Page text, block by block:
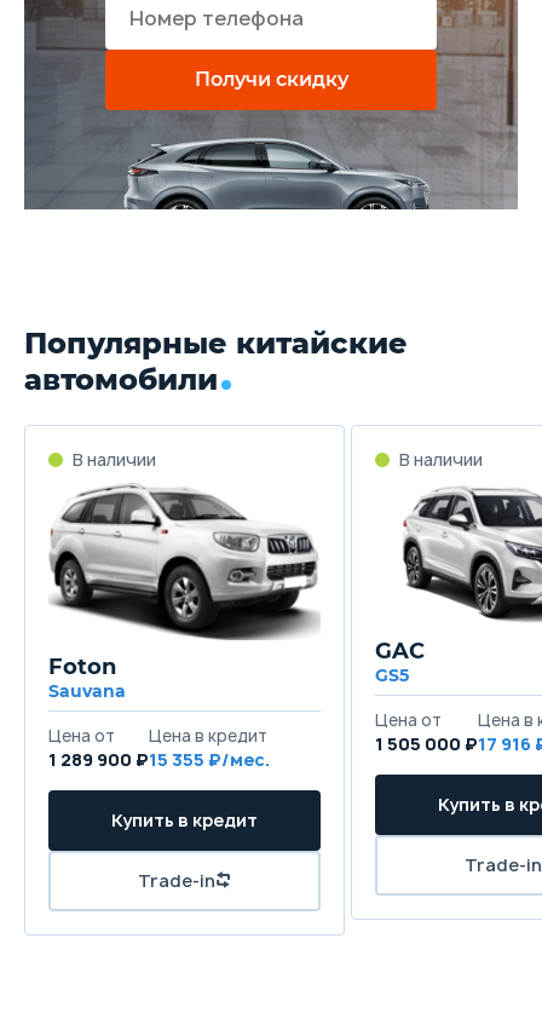
Получи скидку
Популярные китайские
автомобили
Foton
Sauvana
1 289 900 ₽15 355
GAC
GS5
1 505 000 ₽17 916